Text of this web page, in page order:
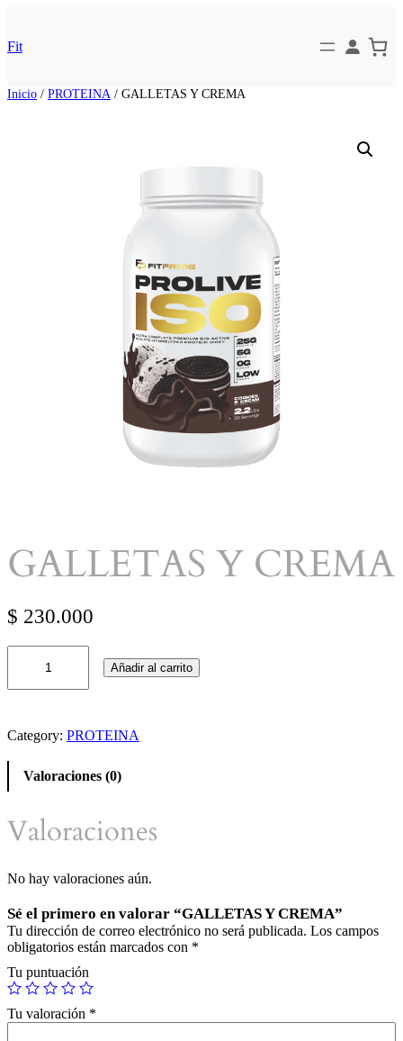
contenido
Fit
Inicio / PROTEINA / GALLETAS Y CREMA
GALLETAS Y CREMA
$ 230.000
T
S
E
c
n
t
i
a
d
Añadir al carrito
Category: PROTEINA
Valoraciones (0)
Valoraciones
No hay valoraciones aún.
Sé el primero en valorar “GALLETAS Y CREMA”
Tu dirección de correo electrónico no será publicada. Los campos
obligatorios están marcados con *
Tu puntuación
Tu valoración *